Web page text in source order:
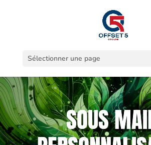
Sélectionner une page
SOUS